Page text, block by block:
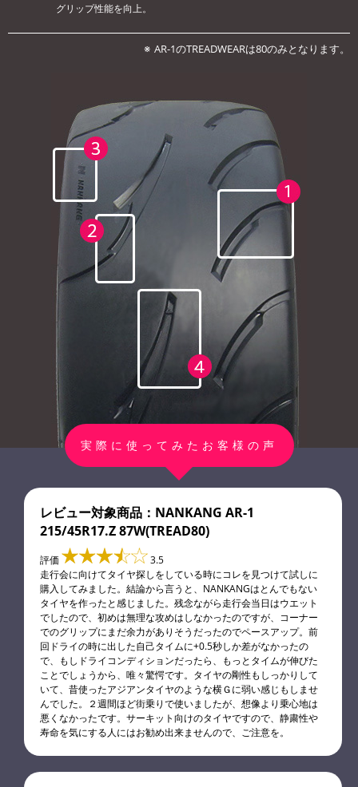
グリップ性能を向上。
AR-1のTREADWEARは80のみとなります。
実際に使ってみたお客様の声
レビュー対象商品：NANKANG AR-1
215/45R17.Z 87W(TREAD80)
評価
3.5
走行会に向けてタイヤ探しをしている時にコレを見つけて試しに
購入してみました。結論から言うと、NANKANGはとんでもない
タイヤを作ったと感じました。残念ながら走行会当日はウエット
でしたので、初めは無理な攻めはしなかったのですが、コーナー
でのグリップにまだ余力がありそうだったのでペースアップ。前
回ドライの時に出した自己タイムに+0.5秒しか差がなかったの
で、もしドライコンディションだったら、もっとタイムが伸びた
ことでしょうから、唯々驚愕です。タイヤの剛性もしっかりして
いて、昔使ったアジアンタイヤのような横Ｇに弱い感じもしませ
んでした。２週間ほど街乗りで使いましたが、想像より乗心地は
悪くなかったです。サーキット向けのタイヤですので、静粛性や
寿命を気にする人にはお勧め出来ませんので、ご注意を。